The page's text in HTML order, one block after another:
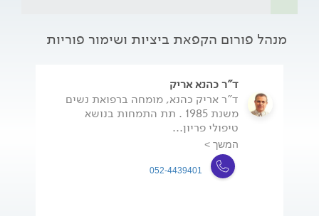
מנהל פורום הקפאת ביציות ושימור פוריות
ד"ר כהנא אריק
ד"ר אריק כהנא, מומחה ברפואת נשים
משנת 1985 . תת התמחות בנושא
טיפולי פריון...
המשך >
052-4439401